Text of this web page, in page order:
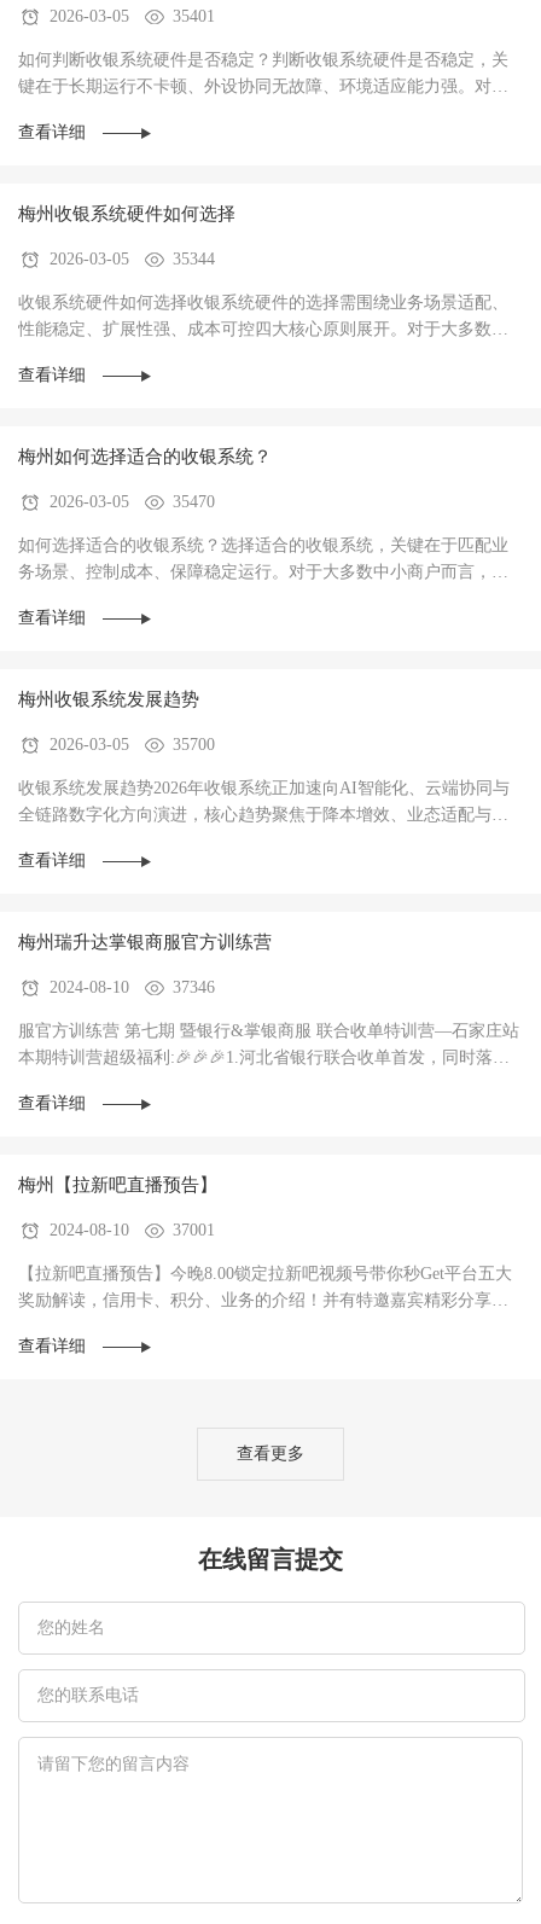
2026-03-05 35401
如何判断收银系统硬件是否稳定？判断收银系统硬件是否稳定，关
键在于‌长期运行不卡顿、外设协同无故障、环境适应能力强‌。对于
查看详细
梅州收银系统硬件如何选择
2026-03-05 35344
收银系统硬件如何选择收银系统硬件的选择需围绕‌业务场景适配、
性能稳定、扩展性强、成本可控‌四大核心原则展开。对于大多数商
查看详细
梅州如何选择适合的收银系统？
2026-03-05 35470
如何选择适合的收银系统？选择适合的收银系统，关键在于‌匹配业
务场景、控制成本、保障稳定运行‌。对于大多数中小商户而言，优
查看详细
梅州收银系统发展趋势
2026-03-05 35700
收银系统发展趋势2026年收银系统正加速向AI智能化、云端协同与
全链路数字化方向演进，核心趋势聚焦于‌降本增效、业态适配与数
查看详细
梅州瑞升达掌银商服官方训练营
2024-08-10 37346
服官方训练营 第七期 暨银行&掌银商服 联合收单特训营—石家庄站
本期特训营超级福利:🎉🎉🎉1.河北省银行联合收单首发，同时落地3
查看详细
梅州【拉新吧直播预告】
2024-08-10 37001
【拉新吧直播预告】今晚8.00锁定拉新吧视频号带你秒Get平台五大
奖励解读，信用卡、积分、业务的介绍！并有特邀嘉宾精彩分享！
查看详细
查看更多
在线留言提交